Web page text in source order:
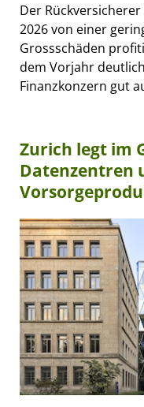
Der
2026 von einer
Grossschäden
dem Vorjahr
Finanzkonzern gut
Zurich legt im
Datenzentren